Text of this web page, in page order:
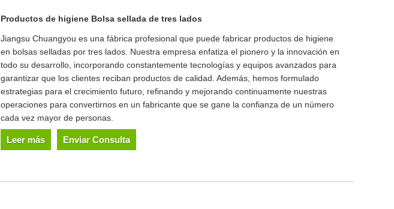
Productos de higiene Bolsa sellada de tres lados
Jiangsu Chuangyou es una fábrica profesional que puede fabricar productos de higiene
en bolsas selladas por tres lados. Nuestra empresa enfatiza el pionero y la innovación en
todo su desarrollo, incorporando constantemente tecnologías y equipos avanzados para
garantizar que los clientes reciban productos de calidad. Además, hemos formulado
estrategias para el crecimiento futuro, refinando y mejorando continuamente nuestras
operaciones para convertirnos en un fabricante que se gane la confianza de un número
cada vez mayor de personas.
Leer más Enviar Consulta